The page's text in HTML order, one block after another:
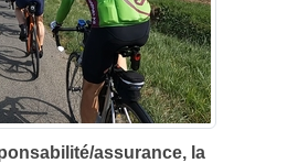
assurance, la